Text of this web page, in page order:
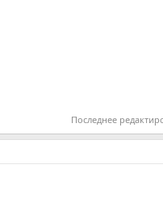
Последнее